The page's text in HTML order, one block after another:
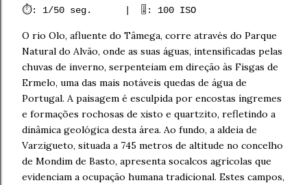
⏱️: 1/50 seg. | 🎚️: 100 ISO
O rio Olo, afluente do Tâmega, corre através do Parque
Natural do Alvão, onde as suas águas, intensificadas pelas
chuvas de inverno, serpenteiam em direção às Fisgas de
Ermelo, uma das mais notáveis quedas de água de
Portugal. A paisagem é esculpida por encostas íngremes
e formações rochosas de xisto e quartzito, refletindo a
dinâmica geológica desta área. Ao fundo, a aldeia de
Varzigueto, situada a 745 metros de altitude no concelho
de Mondim de Basto, apresenta socalcos agrícolas que
evidenciam a ocupação humana tradicional. Estes campos,